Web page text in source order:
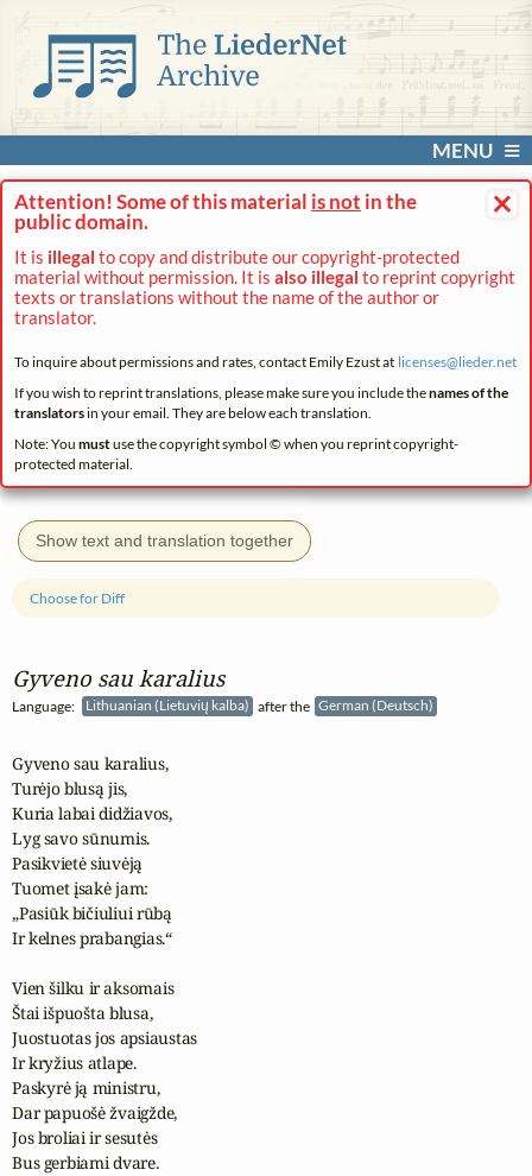
MENU
×
Attention! Some of this material is not in the
public domain.
It is illegal to copy and distribute our copyright-protected
material without permission. It is also illegal to reprint copyright
texts or translations without the name of the author or
translator.
To inquire about permissions and rates, contact Emily Ezust at licenses@lieder.net
If you wish to reprint translations, please make sure you include thenames of the
translatorsin your email. They are below each translation.
Note: You mustuse the copyright symbol © when you reprint copyright-
protected material.
Show text and translation together
Gyveno sau karalius
Language: Lithuanian (Lietuvių kalba) after the German (Deutsch)
Choose for Diff
Gyveno sau karalius,
Turėjo blusą jis,
Kuria labai didžiavos,
Lyg savo sūnumis.
Pasikvietė siuvėją
Tuomet įsakė jam:
„Pasiūk bičiuliui rūbą
Ir kelnes prabangias.“
Vien šilku ir aksomais
Štai išpuošta blusa,
Juostuotas jos apsiaustas
Ir kryžius atlape.
Paskyrė ją ministru,
Dar papuošė žvaigžde,
Jos broliai ir sesutės
Bus gerbiami dvare.